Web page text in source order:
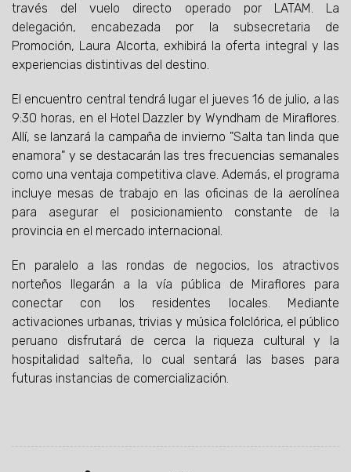
través del vuelo directo operado por LATAM. La
delegación, encabezada por la subsecretaria de
Promoción, Laura Alcorta, exhibirá la oferta integral y las
experiencias distintivas del destino.
El encuentro central tendrá lugar el jueves 16 de julio, a las
9:30 horas, en el Hotel Dazzler by Wyndham de Miraflores.
Allí, se lanzará la campaña de invierno "Salta tan linda que
enamora" y se destacarán las tres frecuencias semanales
como una ventaja competitiva clave. Además, el programa
incluye mesas de trabajo en las oficinas de la aerolínea
para asegurar el posicionamiento constante de la
provincia en el mercado internacional.
En paralelo a las rondas de negocios, los atractivos
norteños llegarán a la vía pública de Miraflores para
conectar con los residentes locales. Mediante
activaciones urbanas, trivias y música folclórica, el público
peruano disfrutará de cerca la riqueza cultural y la
hospitalidad salteña, lo cual sentará las bases para
futuras instancias de comercialización.